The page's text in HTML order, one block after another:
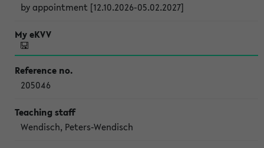
by appointment [12.10.2026-05.02.2027]
205046
Wendisch, Peters-Wendisch